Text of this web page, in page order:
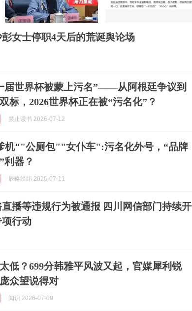
女士停职4天后的荒诞舆论场
届世界杯被蒙上污名”——从阿根廷争议到
标，2026世界杯正在被“污名化”？
禁止读书 2026-07-12
机""公厕包""女仆车":污名化外号，“品牌
利器？
辰略经纬 2026-07-11
播等违规行为被通报 四川网信部门持续开
项行动
低？699分韩雅平风波又起，官媒犀利锐
众望说得对
闻识 2026-07-09